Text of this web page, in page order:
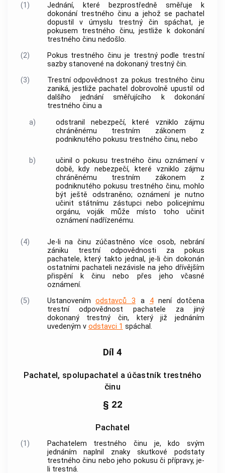
(1)
Jednání, které bezprostředně směřuje k
dokonání trestného činu a jehož se pachatel
dopustil v úmyslu trestný čin spáchat, je
pokusem trestného činu, jestliže k dokonání
trestného činu nedošlo.
(2)
Pokus trestného činu je trestný podle trestní
sazby stanovené na dokonaný trestný čin.
(3)
Trestní odpovědnost za pokus trestného činu
zaniká, jestliže pachatel dobrovolně upustil od
dalšího jednání směřujícího k dokonání
trestného činu a
a)
odstranil nebezpečí, které vzniklo zájmu
chráněnému trestním zákonem z
podniknutého pokusu trestného činu, nebo
b) učinil o pokusu trestného činu oznámení v
době, kdy nebezpečí, které vzniklo zájmu
chráněnému trestním zákonem z
podniknutého pokusu trestného činu, mohlo
být ještě odstraněno; oznámení je nutno
učinit státnímu zástupci nebo policejnímu
orgánu, voják může místo toho učinit
oznámení nadřízenému.
(4)
Je-li na činu zúčastněno více osob, nebrání
zániku trestní odpovědnosti za pokus
pachatele, který takto jednal, je-li čin dokonán
ostatními pachateli nezávisle na jeho dřívějším
přispění k činu nebo přes jeho včasné
oznámení.
(5)
Ustanovenímodstavců 3 a 4není dotčena
trestní odpovědnost pachatele za jiný
dokonaný trestný čin, který již jednáním
uvedeným v odstavci 1 spáchal.
Díl 4
Pachatel, spolupachatel a účastník trestného
činu
§ 22
Pachatel
(1) Pachatelem trestného činu je, kdo svým
jednáním naplnil znaky skutkové podstaty
trestného činu nebo jeho pokusu či přípravy, je-
li trestná.